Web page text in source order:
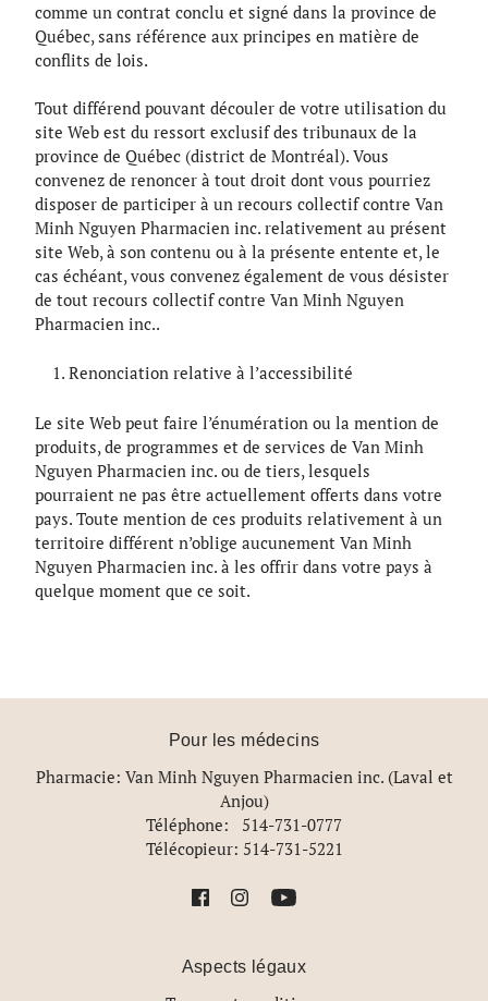
comme un contrat conclu et signé dans la province de
Québec, sans référence aux principes en matière de
conflits de lois.
Tout différend pouvant découler de votre utilisation du
site Web est du ressort exclusif des tribunaux de la
province de Québec (district de Montréal). Vous
convenez de renoncer à tout droit dont vous pourriez
disposer de participer à un recours collectif contre Van
Minh Nguyen Pharmacien inc. relativement au présent
site Web, à son contenu ou à la présente entente et, le
cas échéant, vous convenez également de vous désister
de tout recours collectif contre Van Minh Nguyen
Pharmacien inc..
Renonciation relative à l’accessibilité
Le site Web peut faire l’énumération ou la mention de
produits, de programmes et de services de Van Minh
Nguyen Pharmacien inc. ou de tiers, lesquels
pourraient ne pas être actuellement offerts dans votre
pays. Toute mention de ces produits relativement à un
territoire différent n’oblige aucunement Van Minh
Nguyen Pharmacien inc. à les offrir dans votre pays à
quelque moment que ce soit.
Pour les médecins
Pharmacie: Van Minh Nguyen Pharmacien inc. (Laval et
Anjou)
Téléphone: 514-731-0777
Télécopieur: 514-731-5221
Aspects légaux